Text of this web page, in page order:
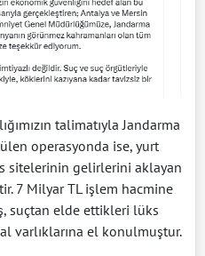
talimatıyla Jandarma
operasyonda ise, yurt
sitelerinin gelirlerini aklayan
7 Milyar TL işlem hacmine
suçtan elde ettikleri lüks
varlıklarına el konulmuştur.